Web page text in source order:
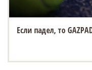
Если падел, то
«Белый город»